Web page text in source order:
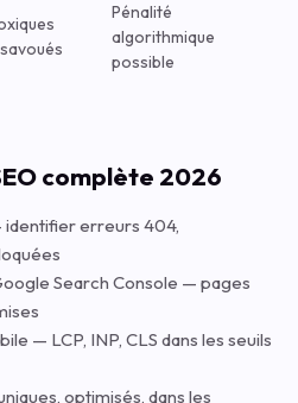
Pénalité
algorithmique
possible
complète 2026
erreurs 404,
Search Console — pages
— LCP, INP, CLS dans les seuils
optimisés, dans les